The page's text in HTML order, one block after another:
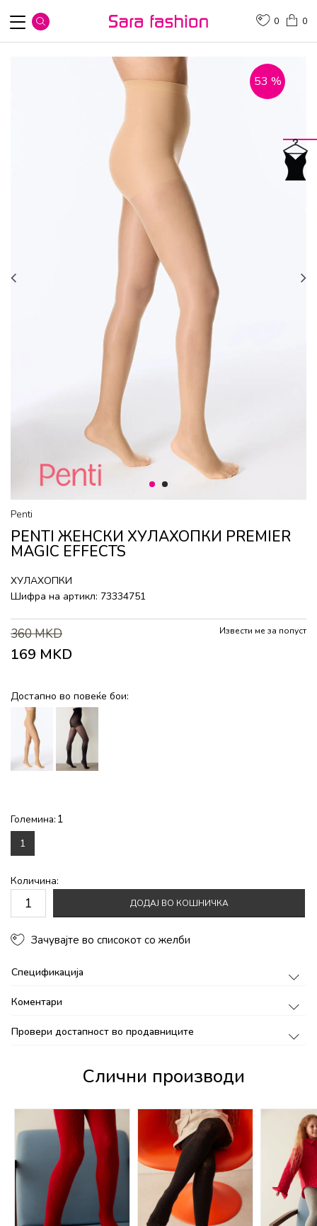
0
0
1 2
53 %
Penti
PENTI ЖЕНСКИ ХУЛАХОПКИ PREMIER
MAGIC EFFECTS
ХУЛАХОПКИ
Шифра на артикл: 73334751
360MKD
169 MKD
Извести ме за попуст
Достапно во повеќе бои:
Големина: 1
1
Количина:
ДОДАЈ ВО КОШНИЧКА
Зачувајте во списокот со желби
Спецификација
Коментари
Провери достапност во продавниците
Слични производи